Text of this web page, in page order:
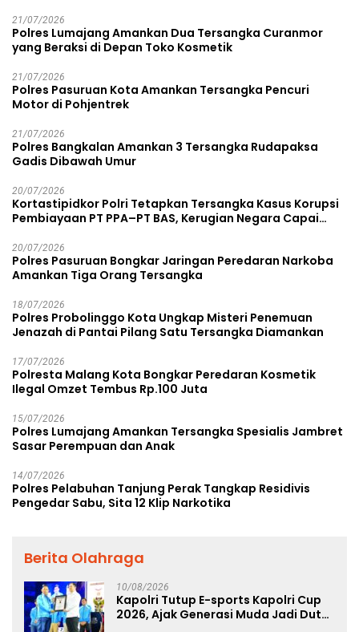
21/07/2026
Polres Lumajang Amankan Dua Tersangka Curanmor
yang Beraksi di Depan Toko Kosmetik
21/07/2026
Polres Pasuruan Kota Amankan Tersangka Pencuri
Motor di Pohjentrek
21/07/2026
Polres Bangkalan Amankan 3 Tersangka Rudapaksa
Gadis Dibawah Umur
20/07/2026
Kortastipidkor Polri Tetapkan Tersangka Kasus Korupsi
Pembiayaan PT PPA–PT BAS, Kerugian Negara Capai
20/07/2026
Polres Pasuruan Bongkar Jaringan Peredaran Narkoba
Amankan Tiga Orang Tersangka
18/07/2026
Polres Probolinggo Kota Ungkap Misteri Penemuan
Jenazah di Pantai Pilang Satu Tersangka Diamankan
17/07/2026
Polresta Malang Kota Bongkar Peredaran Kosmetik
Ilegal Omzet Tembus Rp.100 Juta
15/07/2026
Polres Lumajang Amankan Tersangka Spesialis Jambret
Sasar Perempuan dan Anak
14/07/2026
Polres Pelabuhan Tanjung Perak Tangkap Residivis
Pengedar Sabu, Sita 12 Klip Narkotika
Berita Olahraga
10/08/2026
Kapolri Tutup E-sports Kapolri Cup
2026, Ajak Generasi Muda Jadi Duta